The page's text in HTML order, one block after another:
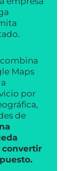
combina
Maps
por
de
convertir